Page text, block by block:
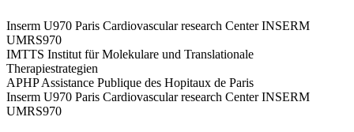
Inserm U970 Paris Cardiovascular research Center INSERM
UMRS970
IMTTS Institut für Molekulare und Translationale
Therapiestrategien
APHP Assistance Publique des Hopitaux de Paris
Inserm U970 Paris Cardiovascular research Center INSERM
UMRS970